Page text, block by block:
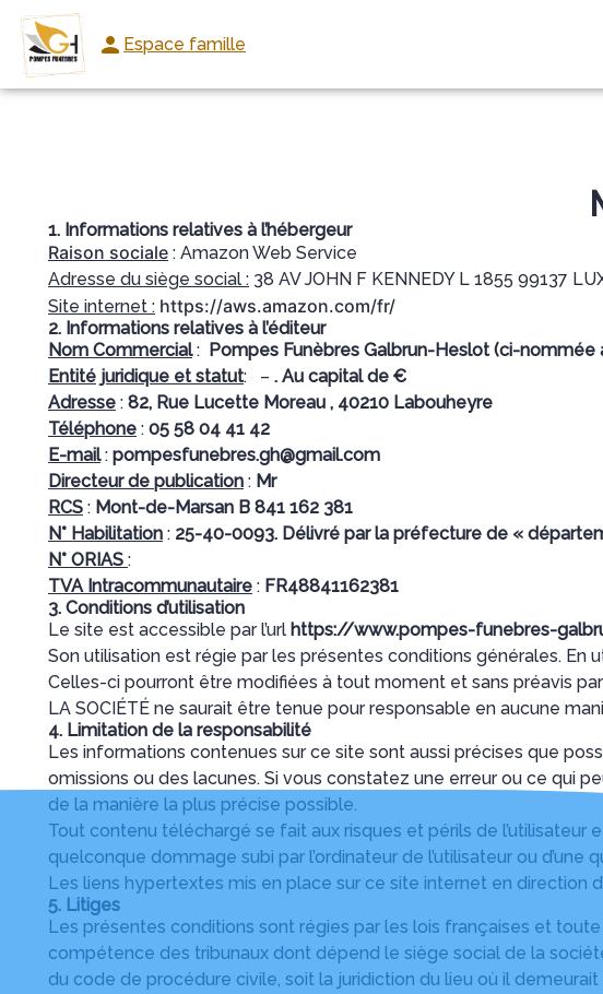
contenu
Espace famille
NOS SERVICES NOS AGENCES
1. Informations relatives à l’hébergeur
Raison sociale : Amazon Web Service
Adresse du siège social : 38 AV JOHN F KENNEDY L 1855 99137
Site internet : https://aws.amazon.com/fr/
2. Informations relatives à l’éditeur
Nom Commercial : Pompes Funèbres Galbrun-Heslot (ci-nommée
Entité juridique et statut: – . Au capital de €
Adresse : 82, Rue Lucette Moreau , 40210 Labouheyre
Téléphone : 05 58 04 41 42
E-mail: pompesfunebres.gh@gmail.com
Directeur de publication : Mr
RCS : Mont-de-Marsan B 841 162 381
N° Habilitation : 25-40-0093. Délivré par la préfecture de «
N° ORIAS :
TVA Intracommunautaire : FR48841162381
3. Conditions d’utilisation
Le site est accessible par l’url https://www.pompes-funebres-
Son utilisation est régie par les présentes conditions générales.
Celles-ci pourront être modifiées à tout moment et sans préavis par
LA SOCIÉTÉ ne saurait être tenue pour responsable en aucune
4. Limitation de la responsabilité
Les informations contenues sur ce site sont aussi précises que
omissions ou des lacunes. Si vous constatez une erreur ou ce qui
de la manière la plus précise possible.
Tout contenu téléchargé se fait aux risques et périls de l’utilisateur
quelconque dommage subi par l’ordinateur de l’utilisateur ou
Les liens hypertextes mis en place sur ce site internet en direction
5. Litiges
Les présentes conditions sont régies par les lois françaises et
compétence des tribunaux dont dépend le siège social de la
du code de procédure civile, soit la juridiction du lieu où il